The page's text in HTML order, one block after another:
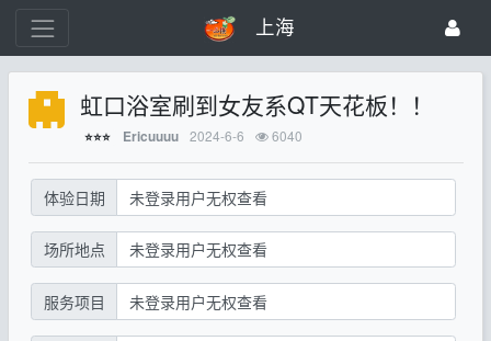
上海
虹口浴室刷到女友系QT天花板！！
⭐⭐⭐ Ericuuuu 2024-6-6 6040
体验日期 未登录用户无权查看
场所地点 未登录用户无权查看
服务项目 未登录用户无权查看